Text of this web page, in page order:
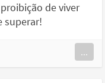
de viver
superar!
...